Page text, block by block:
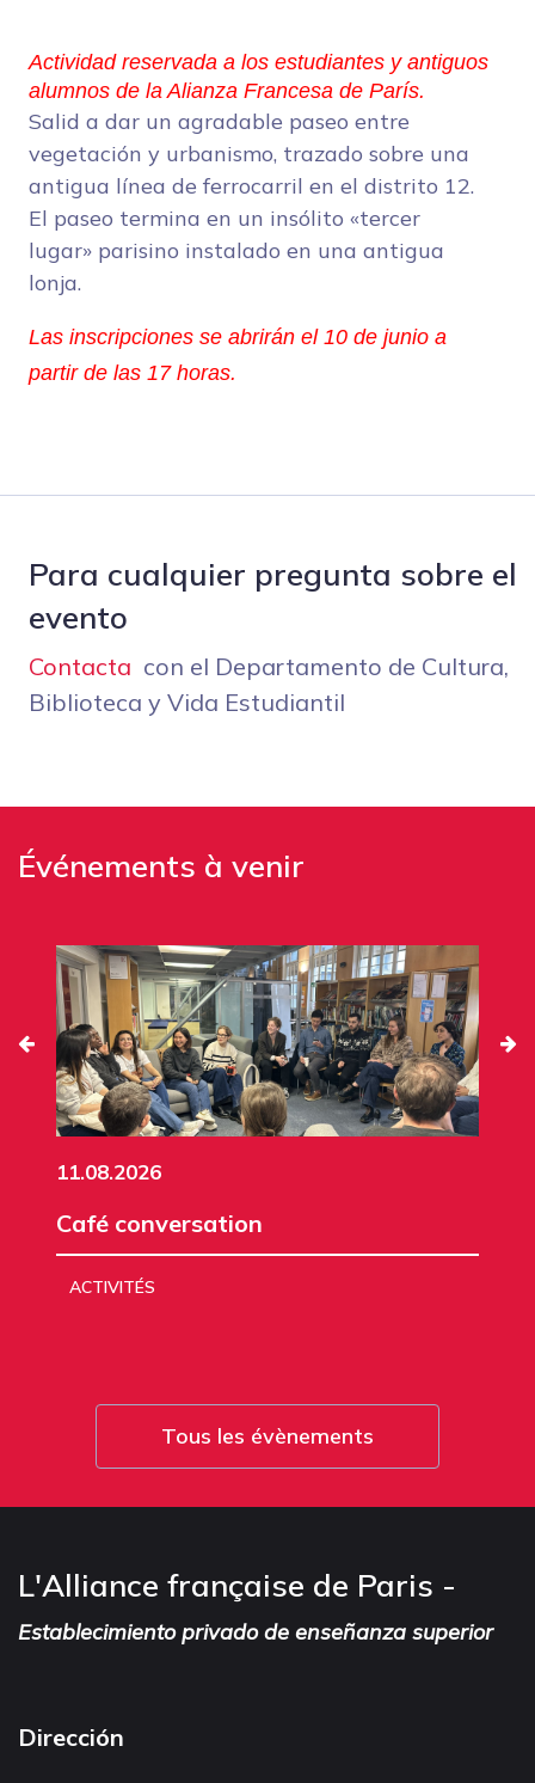
Actividad reservada a los estudiantes y antiguos
alumnos de la Alianza Francesa de París.
Salid a dar un agradable paseo entre
vegetación y urbanismo, trazado sobre una
antigua línea de ferrocarril en el distrito 12.
El paseo termina en un insólito «tercer
lugar» parisino instalado en una antigua
lonja.
Las inscripciones se abrirán el 10 de junio a
partir de las 17 horas.
Para cualquier pregunta sobre el
evento
Contacta con el Departamento de Cultura,
Biblioteca y Vida Estudiantil
Événements à venir
11.08.2026
Café conversation
ACTIVITÉS
Tous les évènements
L'Alliance française de Paris -
Establecimiento privado de enseñanza superior
Dirección